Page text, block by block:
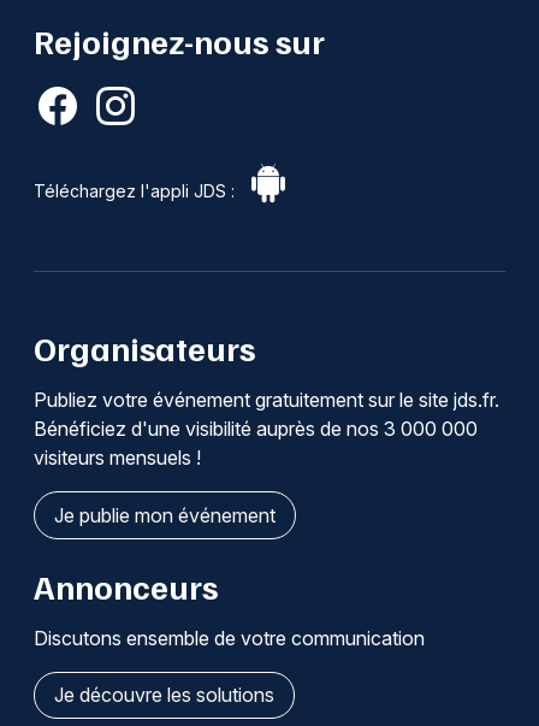
Rejoignez-nous sur
Téléchargez l'appli JDS :
Organisateurs
Publiez votre événement gratuitement sur le site jds.fr.
Bénéficiez d'une visibilité auprès de nos 3 000 000
visiteurs mensuels !
Je publie mon événement
Annonceurs
Discutons ensemble de votre communication
Je découvre les solutions